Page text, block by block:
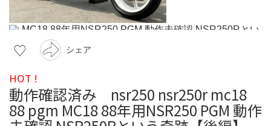
シェア
HOT !
動作確認済み nsr250 nsr250r mc18
88 pgm MC18 88年用NSR250 PGM 動作